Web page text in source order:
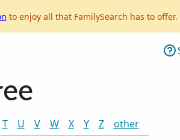
to enjoy all that FamilySearch has to offer.
T U V W X Y Z other